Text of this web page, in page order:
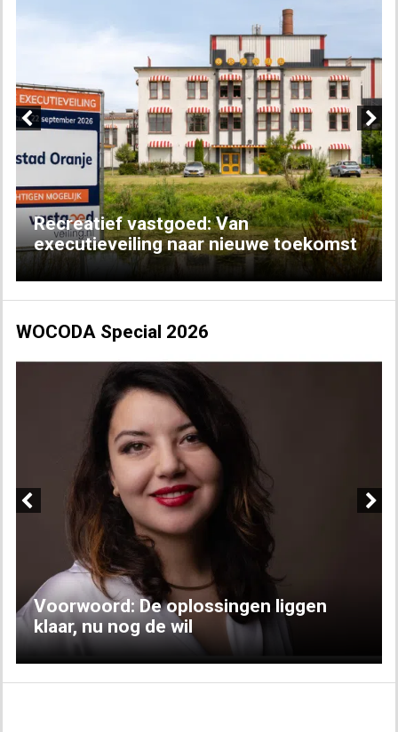
Recreatief vastgoed: Van
executieveiling naar nieuwe toekomst
Next
WOCODA Special 2026
Voorwoord: De oplossingen liggen
klaar, nu nog de wil